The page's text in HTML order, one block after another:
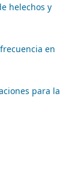
helechos y
en
para la